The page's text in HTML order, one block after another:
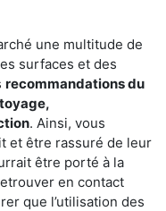
une multitude de
surfaces et des
recommandations du
. Ainsi, vous
et être rassuré de leur
être porté à la
en contact
que l’utilisation des